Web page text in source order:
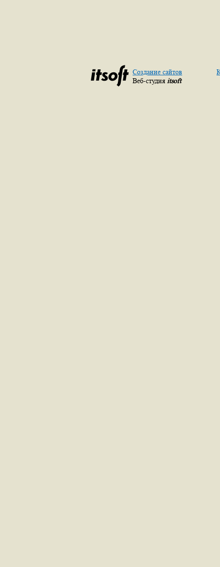
Создание сайтов
Веб-студия itsoft